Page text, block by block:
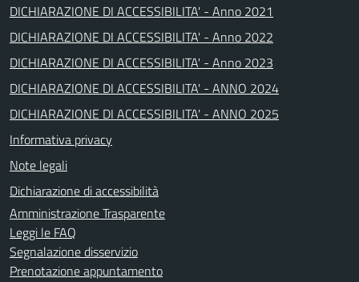
DICHIARAZIONE DI ACCESSIBILITA' - Anno 2021
DICHIARAZIONE DI ACCESSIBILITA' - Anno 2022
DICHIARAZIONE DI ACCESSIBILITA' - Anno 2023
DICHIARAZIONE DI ACCESSIBILITA' - ANNO 2024
DICHIARAZIONE DI ACCESSIBILITA' - ANNO 2025
Informativa privacy
Note legali
Dichiarazione di accessibilità
Amministrazione Trasparente
Leggi le FAQ
Segnalazione disservizio
Prenotazione appuntamento